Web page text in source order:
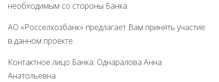
необходимым со стороны Банка.
АО «Росселхозбанк» предлагает Вам принять участие
в данном проекте.
Контактное лицо Банка: Однаралова Анна
Анатольевна